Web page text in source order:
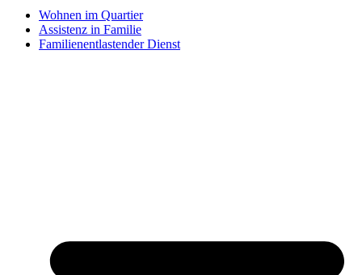
Wohnen im Quartier
Assistenz in Familie
Familienentlastender Dienst